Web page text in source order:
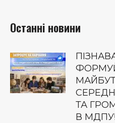
Останні новини
ТА
В МДПУ!